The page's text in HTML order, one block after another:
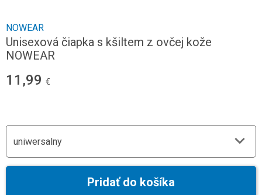
NOWEAR
Unisexová čiapka s kšiltem z ovčej kože
NOWEAR
11,99 €
uniwersalny
Pridať do košíka